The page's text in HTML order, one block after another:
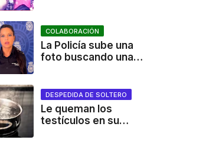
concierto a cambio de
cervezas
COLABORACIÓN
La Policía sube una
foto buscando una
DESPEDIDA DE SOLTERO
Le queman los
testículos en su